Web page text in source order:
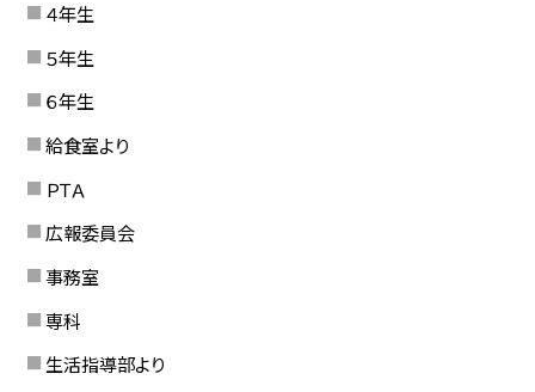
４年生
５年生
６年生
給食室より
ＰＴＡ
広報委員会
事務室
専科
生活指導部より